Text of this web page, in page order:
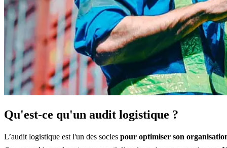
Qu'est-ce qu'un audit logistique ?
L’audit logistique est l'un des socles pour optimiser son